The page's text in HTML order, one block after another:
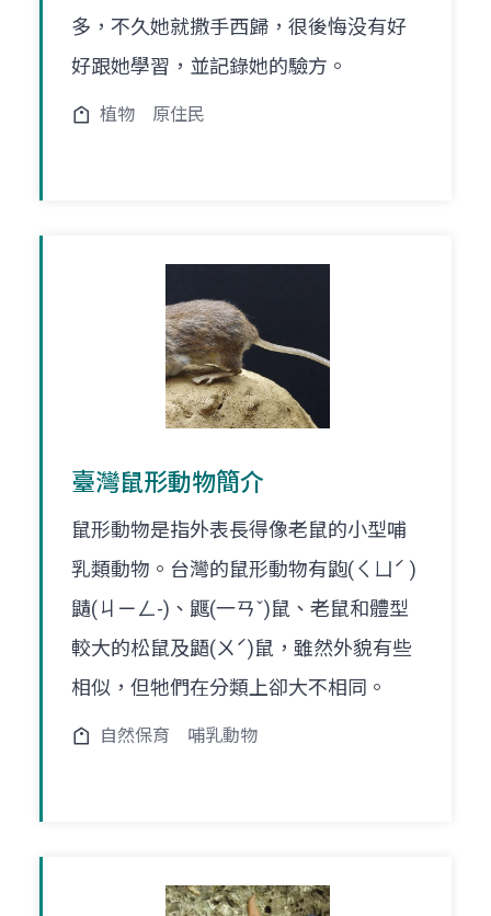
多，不久她就撒手西歸，很後悔没有好
好跟她學習，並記錄她的驗方。
植物 原住民
臺灣鼠形動物簡介
鼠形動物是指外表長得像老鼠的小型哺
乳類動物。台灣的鼠形動物有鼩(ㄑㄩˊ )
鼱(ㄐㄧㄥ-)、鼴(一ㄢˇ)鼠、老鼠和體型
較大的松鼠及鼯(ㄨˊ)鼠，雖然外貌有些
相似，但牠們在分類上卻大不相同。
自然保育 哺乳動物